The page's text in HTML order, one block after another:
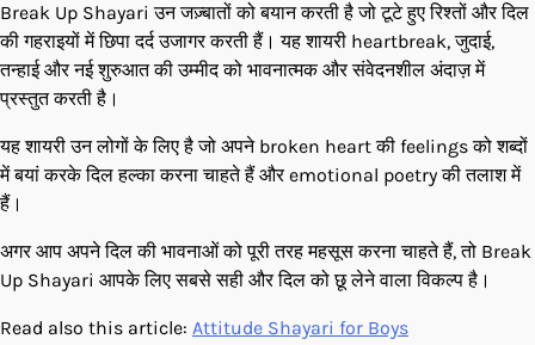
Break Up Shayari उन जज़्बातों को बयान करती है जो टूटे हुए रिश्तों और दिल
की गहराइयों में छिपा दर्द उजागर करती हैं। यह शायरी heartbreak, जुदाई,
तन्हाई और नई शुरुआत की उम्मीद को भावनात्मक और संवेदनशील अंदाज़ में
प्रस्तुत करती है।
यह शायरी उन लोगों के लिए है जो अपने broken heart की feelings को शब्दों
में बयां करके दिल हल्का करना चाहते हैं और emotional poetry की तलाश में
हैं।
अगर आप अपने दिल की भावनाओं को पूरी तरह महसूस करना चाहते हैं, तो Break
Up Shayari आपके लिए सबसे सही और दिल को छू लेने वाला विकल्प है।
Read also this article: Attitude Shayari for Boys